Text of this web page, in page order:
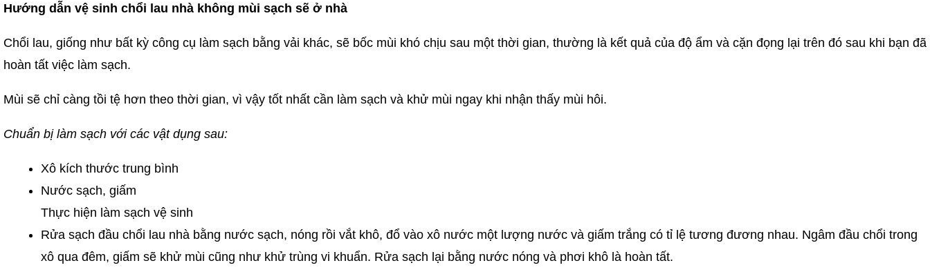
Hướng dẫn vệ sinh chổi lau nhà không mùi sạch sẽ ở nhà
Chổi lau, giống như bất kỳ công cụ làm sạch bằng vải khác, sẽ bốc mùi khó chịu sau một thời gian, thường là kết quả của độ ẩm và cặn đọng lại trên đó sau khi bạn đã
hoàn tất việc làm sạch.
Mùi sẽ chỉ càng tồi tệ hơn theo thời gian, vì vậy tốt nhất cần làm sạch và khử mùi ngay khi nhận thấy mùi hôi.
Chuẩn bị làm sạch với các vật dụng sau:
Xô kích thước trung bình
Nước sạch, giấm
Thực hiện làm sạch vệ sinh
Rửa sạch đầu chổi lau nhà bằng nước sạch, nóng rồi vắt khô, đổ vào xô nước một lượng nước và giấm trắng có tỉ lệ tương đương nhau. Ngâm đầu chổi trong
xô qua đêm, giấm sẽ khử mùi cũng như khử trùng vi khuẩn. Rửa sạch lại bằng nước nóng và phơi khô là hoàn tất.